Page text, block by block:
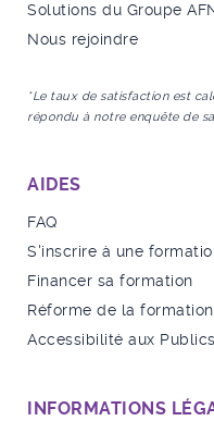
Solutions du Groupe
Nous rejoindre
*Le taux de satisfaction est
répondu à notre enquête de
AIDES
FAQ
S'inscrire à une
Financer sa formation
Réforme de la formation
Accessibilité aux
INFORMATIONS